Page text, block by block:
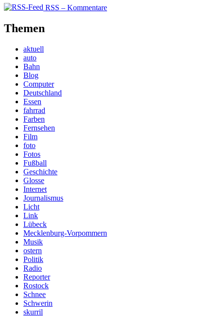
RSS – Kommentare
Themen
aktuell
auto
Bahn
Blog
Computer
Deutschland
Essen
fahrrad
Farben
Fernsehen
Film
foto
Fotos
Fußball
Geschichte
Glosse
Internet
Journalismus
Licht
Link
Lübeck
Mecklenburg-Vorpommern
Musik
ostern
Politik
Radio
Reporter
Rostock
Schnee
Schwerin
skurril